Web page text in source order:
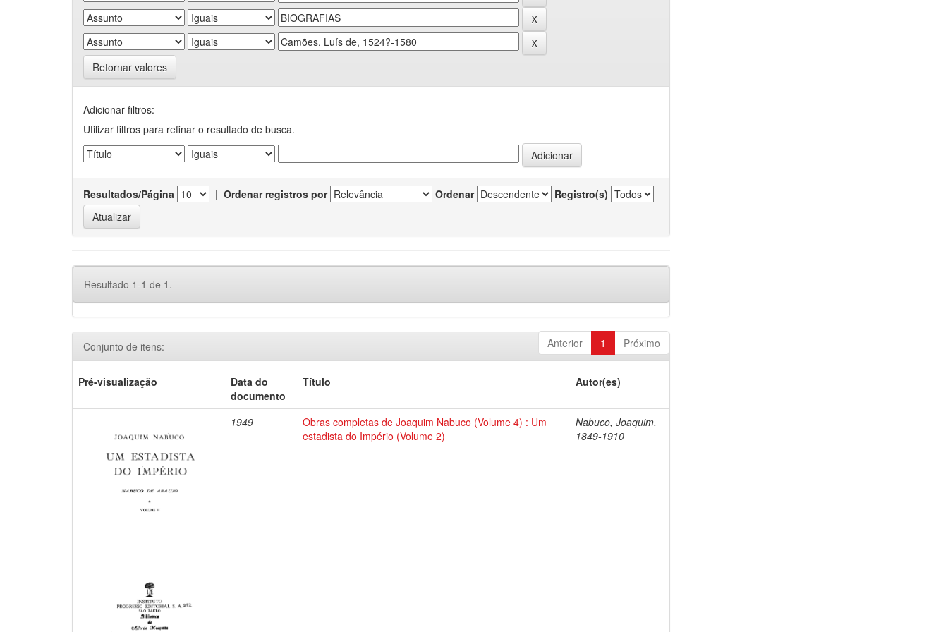
Retornar valores
Adicionar filtros:
Utilizar filtros para refinar o resultado de busca.
Resultados/Página | Ordenar registros por Ordenar Registro(s)
Resultado 1-1 de 1.
Anterior 1 Próximo
Conjunto de itens:
Pré-visualização
Data do
documento
Título Autor(es)
1949
Obras completas de Joaquim Nabuco (Volume 4) : Um
estadista do Império (Volume 2)
Nabuco, Joaquim,
1849-1910